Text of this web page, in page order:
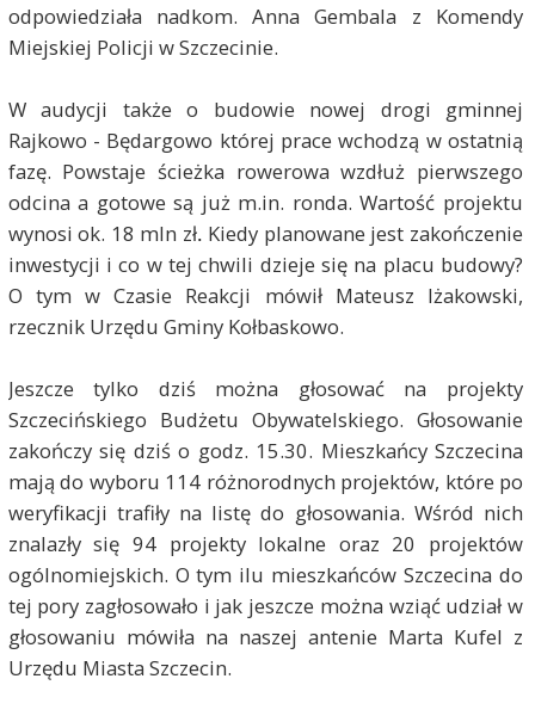
odpowiedziała nadkom. Anna Gembala z Komendy
Miejskiej Policji w Szczecinie.
W audycji także o budowie nowej drogi gminnej
Rajkowo - Będargowo której prace wchodzą w ostatnią
fazę. Powstaje ścieżka rowerowa wzdłuż pierwszego
odcina a gotowe są już m.in. ronda. Wartość projektu
wynosi ok. 18 mln zł. Kiedy planowane jest zakończenie
inwestycji i co w tej chwili dzieje się na placu budowy?
O tym w Czasie Reakcji mówił Mateusz Iżakowski,
rzecznik Urzędu Gminy Kołbaskowo.
Jeszcze tylko dziś można głosować na projekty
Szczecińskiego Budżetu Obywatelskiego. Głosowanie
zakończy się dziś o godz. 15.30. Mieszkańcy Szczecina
mają do wyboru 114 różnorodnych projektów, które po
weryfikacji trafiły na listę do głosowania. Wśród nich
znalazły się 94 projekty lokalne oraz 20 projektów
ogólnomiejskich. O tym ilu mieszkańców Szczecina do
tej pory zagłosowało i jak jeszcze można wziąć udział w
głosowaniu mówiła na naszej antenie Marta Kufel z
Urzędu Miasta Szczecin.